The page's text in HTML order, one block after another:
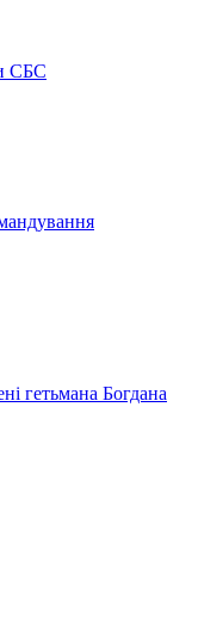
СБС
гетьмана Богдана